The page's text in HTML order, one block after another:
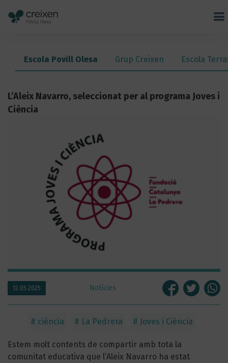
Escola Povill Olesa Grup Creixen Escola
L’Aleix Navarro, seleccionat per al programa Joves i
Ciència
12.05.2025 Notícies
# ciència # La Pedrera # Joves i Ciència
Estem molt contents de compartir amb tota la
comunitat educativa que l’Aleix Navarro ha estat